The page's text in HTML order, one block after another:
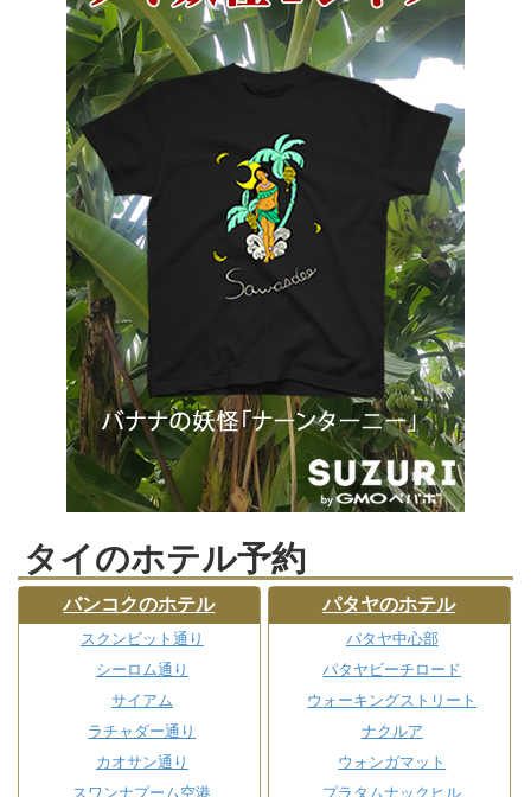
タイのホテル予約
バンコクのホテル
スクンビット通り
シーロム通り
サイアム
ラチャダー通り
カオサン通り
スワンナプーム空港
パタヤのホテル
パタヤ中心部
パタヤビーチロード
ウォーキングストリート
ナクルア
ウォンガマット
プラタムナックヒル